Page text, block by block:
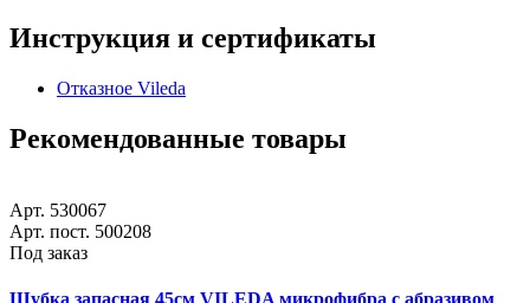
Инструкция и сертификаты
Отказное Vileda
Рекомендованные товары
Арт. 530067
Арт. пост. 500208
Под заказ